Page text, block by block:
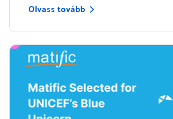
Olvass tovább